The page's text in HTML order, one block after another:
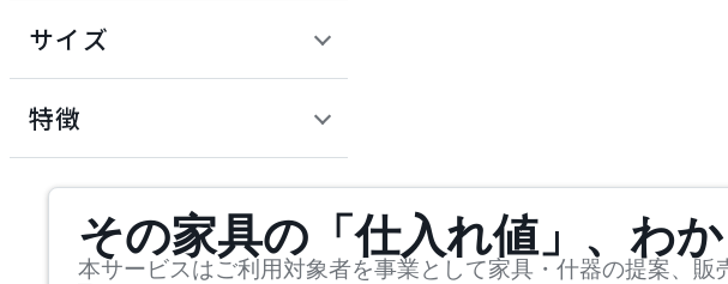
オフプライス什器
ADAL
アダルトータルインテリ
アコレクション
サイズ
mm
検索
~
特徴
その家具の「仕入れ値」、わか
本サービスはご利用対象者を事業として家具・什器の提案、販